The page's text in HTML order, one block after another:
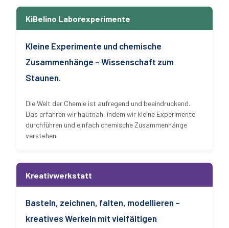
KiBelino Laborexperimente
Kleine Experimente und chemische
Zusammenhänge – Wissenschaft zum
Staunen.
Die Welt der Chemie ist aufregend und beeindruckend.
Das erfahren wir hautnah, indem wir kleine Experimente
durchführen und einfach chemische Zusammenhänge
verstehen.
Kreativwerkstatt
Basteln, zeichnen, falten, modellieren –
kreatives Werkeln mit vielfältigen